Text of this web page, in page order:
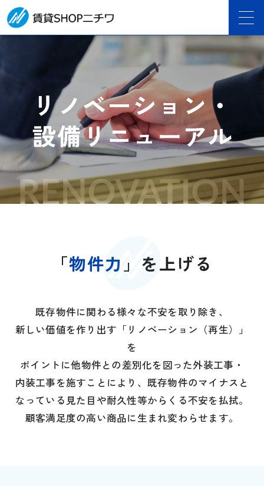
「物件力 」を上げる
既存物件に関わる様々な不安を取り除き、
新しい価値を作り出す「リノベーション（再生）」
を
ポイントに他物件との差別化を図った外装工事・
内装工事を施すことにより、既存物件のマイナスと
なっている見た目や耐久性等からくる不安を払拭。
顧客満足度の高い商品に生まれ変わらせます。